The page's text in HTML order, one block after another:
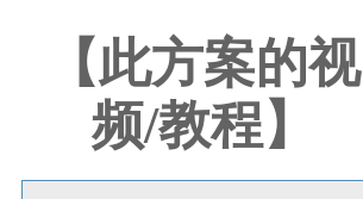
【此方案的视
频/教程】